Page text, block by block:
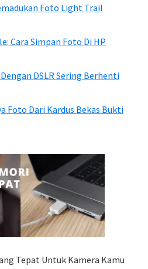
Foto Light Trail
Cara Simpan Foto Di HP
DSLR Sering Berhenti
Foto Dari Kardus Bekas Bukti
Tepat Untuk Kamera Kamu